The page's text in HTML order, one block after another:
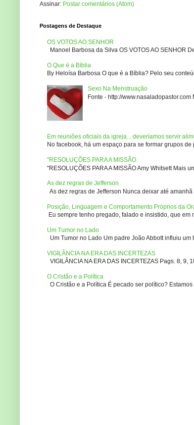
Assinar: Postar comentários (Atom)
Postagens de Destaque
OS VOTOS AO SENHOR
Manoel Barbosa da Silva OS VOTOS AO SENHOR
O Que é a Bíblia
By Heloísa Barbosa O que é a Bíblia? Pelo seu
Sexo Na Menstruação
Fonte - http://
Em reuniões oficiais da igreja... deveríamos servir
No facebook, há um espaço para se formar grupos
"RESOLUÇÕES PARA A MISSÃO
"RESOLUÇÕES PARA A MISSÃO Amy Whitsett Mais
As dez regras de Jefferson
As dez regras de Jefferson Nunca deixar até
Posição, Linguagem e Comportamento Próprios da
Eu sempre tenho pregado, falado e insistido, que
Um Tumor no Lado
Um Tumor no Lado Um padre João Abbott influiu
VIGILÂNCIA NA ERA DAS INCERTEZAS
VIGILÂNCIA NA ERA DAS INCERTEZAS Pags. 8,
O Cristão e a Política
O Cristão e a Política É pecado ser político?